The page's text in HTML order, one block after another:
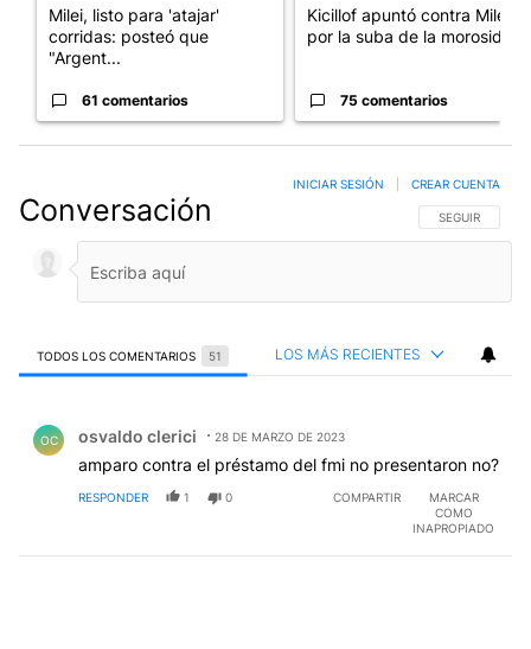
Milei, listo para 'atajar'
corridas: posteó que
"Argent...
61 comentarios
Kicillof apuntó contra Milei
por la suba de la morosida...
75 comentarios
Conversación SIGA ESTA
SEGUIR
INICIAR SESIÓN CREAR CUENTA
TODOS LOS COMENTARIOS 51 LOS MÁS RECIENTES
OC osvaldo clerici 28 DE MARZO DE 2023
amparo contra el préstamo del fmi no presentaron no?
RESPONDER 1 0 COMPARTIR
MARCAR
COMO
INAPROPIADO